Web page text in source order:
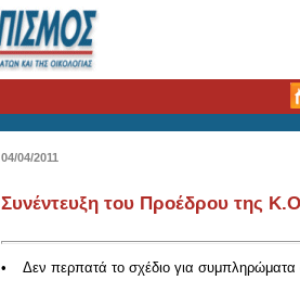
04/04/2011
Συνέντευξη του Προέδρου της
• Δεν περπατά το σχέδιο για συμπληρώματα